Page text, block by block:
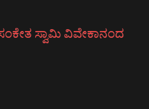
ಸ್ವಾಮಿ ವಿವೇಕಾನಂದ